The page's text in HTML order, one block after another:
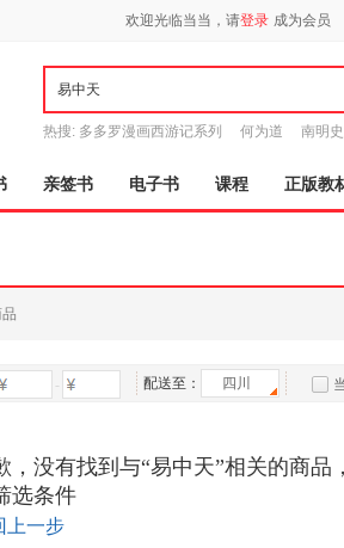
欢迎光临当当，请登录 成为会员
热搜: 多多罗漫画西游记系列 何为道 南明史
亲签书 电子书 课程 正版教
- 配送至： 四川
，没有找到与“易中天”相关的商品
选条件
上一步